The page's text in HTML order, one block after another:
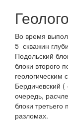
Во время
5 скважин
Подольский
блоки второго
Бердичевский
очередь,
блоки
разломах.